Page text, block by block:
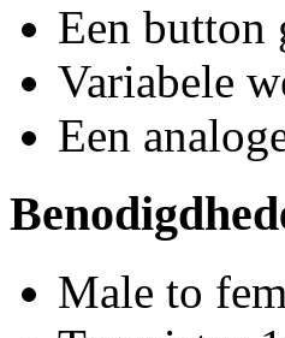
Een button
Variabele
Een
Male to